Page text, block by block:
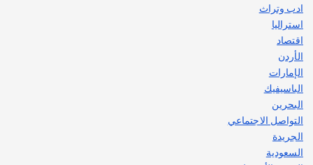
ادب وتراث
استراليا
اقتصاد
الأردن
الإمارات
الباسيفيك
البحرين
التواصل الاجتماعي
الجريدة
السعودية